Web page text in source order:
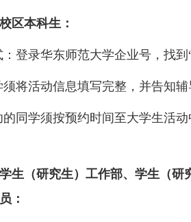
区本科生：
登录华东师范大学企业号，找到
须将活动信息填写完整，并告知
的同学须按预约时间至大学生活动
生（研究生）工作部、学生（
：